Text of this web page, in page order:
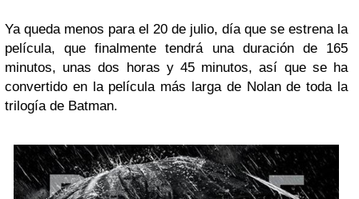
Ya queda menos para el 20 de julio, día que se estrena la
película, que finalmente tendrá una duración de 165
minutos, unas dos horas y 45 minutos, así que se ha
convertido en la película más larga de Nolan de toda la
trilogía de Batman.